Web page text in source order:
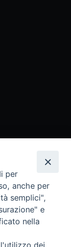
per
anche per
semplici",
e
nella